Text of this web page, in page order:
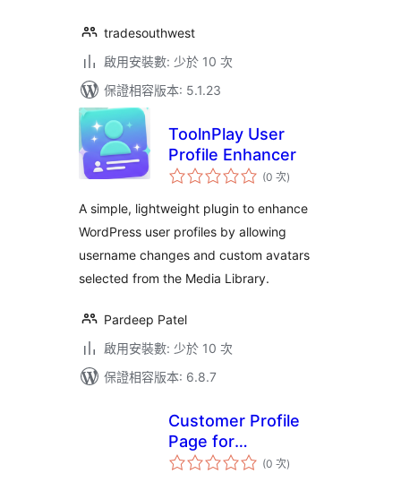
tradesouthwest
啟用安裝數: 少於 10 次
保證相容版本: 5.1.23
ToolnPlay User
Profile Enhancer
(0 次評
分
數
)
A simple, lightweight plugin to enhance
WordPress user profiles by allowing
username changes and custom avatars
selected from the Media Library.
Pardeep Patel
啟用安裝數: 少於 10 次
保證相容版本: 6.8.7
Customer Profile
Page for
WooCommerce
(0 次評
分)